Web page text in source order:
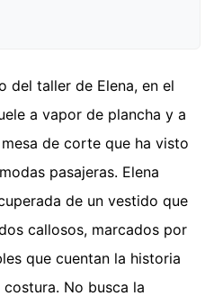
del taller de Elena, en el
a vapor de plancha y a
de corte que ha visto
pasajeras. Elena
de un vestido que
callosos, marcados por
que cuentan la historia
No busca la